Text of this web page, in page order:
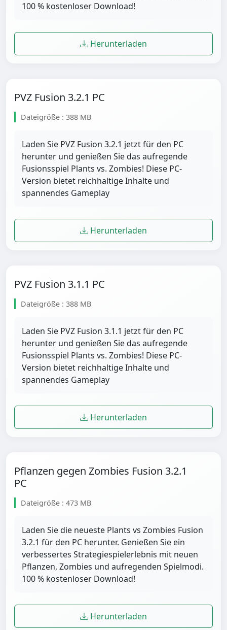
100 % kostenloser Download!
Herunterladen
PVZ Fusion 3.2.1 PC
Dateigröße : 388 MB
Laden Sie PVZ Fusion 3.2.1 jetzt für den PC
herunter und genießen Sie das aufregende
Fusionsspiel Plants vs. Zombies! Diese PC-
Version bietet reichhaltige Inhalte und
spannendes Gameplay
Herunterladen
PVZ Fusion 3.1.1 PC
Dateigröße : 388 MB
Laden Sie PVZ Fusion 3.1.1 jetzt für den PC
herunter und genießen Sie das aufregende
Fusionsspiel Plants vs. Zombies! Diese PC-
Version bietet reichhaltige Inhalte und
spannendes Gameplay
Herunterladen
Pflanzen gegen Zombies Fusion 3.2.1
PC
Dateigröße : 473 MB
Laden Sie die neueste Plants vs Zombies Fusion
3.2.1 für den PC herunter. Genießen Sie ein
verbessertes Strategiespielerlebnis mit neuen
Pflanzen, Zombies und aufregenden Spielmodi.
100 % kostenloser Download!
Herunterladen